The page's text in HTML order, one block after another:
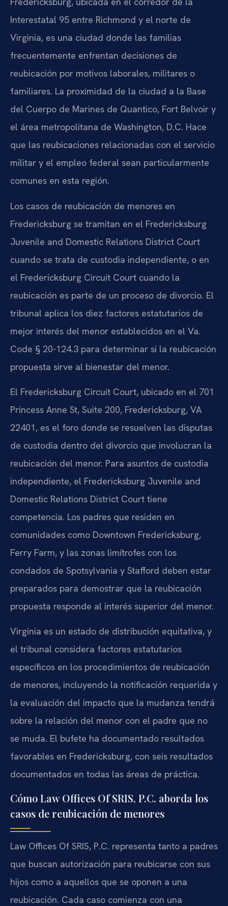
Interestatal 95 entre Richmond y el norte de
Virginia, es una ciudad donde las familias
frecuentemente enfrentan decisiones de
reubicación por motivos laborales, militares o
familiares. La proximidad de la ciudad a la Base
del Cuerpo de Marines de Quantico, Fort Belvoir y
el área metropolitana de Washington, D.C. Hace
que las reubicaciones relacionadas con el servicio
militar y el empleo federal sean particularmente
comunes en esta región.
Los casos de reubicación de menores en
Fredericksburg se tramitan en el Fredericksburg
Juvenile and Domestic Relations District Court
cuando se trata de custodia independiente, o en
el Fredericksburg Circuit Court cuando la
reubicación es parte de un proceso de divorcio. El
tribunal aplica los diez factores estatutarios de
mejor interés del menor establecidos en el Va.
Code § 20-124.3 para determinar si la reubicación
propuesta sirve al bienestar del menor.
El Fredericksburg Circuit Court, ubicado en el 701
Princess Anne St, Suite 200, Fredericksburg, VA
22401, es el foro donde se resuelven las disputas
de custodia dentro del divorcio que involucran la
reubicación del menor. Para asuntos de custodia
independiente, el Fredericksburg Juvenile and
Domestic Relations District Court tiene
competencia. Los padres que residen en
comunidades como Downtown Fredericksburg,
Ferry Farm, y las zonas limítrofes con los
condados de Spotsylvania y Stafford deben estar
preparados para demostrar que la reubicación
propuesta responde al interés superior del menor.
Virginia es un estado de distribución equitativa, y
el tribunal considera factores estatutarios
específicos en los procedimientos de reubicación
de menores, incluyendo la notificación requerida y
la evaluación del impacto que la mudanza tendrá
sobre la relación del menor con el padre que no
se muda. El bufete ha documentado resultados
favorables en Fredericksburg, con seis resultados
documentados en todas las áreas de práctica.
Cómo Law Offices Of SRIS, P.C. aborda los
casos de reubicación de menores
Law Offices Of SRIS, P.C. representa tanto a padres
que buscan autorización para reubicarse con sus
hijos como a aquellos que se oponen a una
reubicación. Cada caso comienza con una